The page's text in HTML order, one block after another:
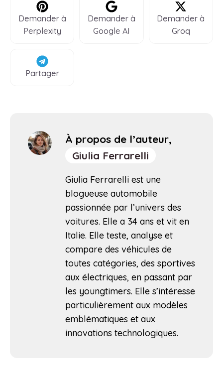
Demander à
Perplexity
Demander à
Google AI
Demander à
Groq
Partager
À propos de l’auteur,
Giulia Ferrarelli
Giulia Ferrarelli est une
blogueuse automobile
passionnée par l’univers des
voitures. Elle a 34 ans et vit en
Italie. Elle teste, analyse et
compare des véhicules de
toutes catégories, des sportives
aux électriques, en passant par
les youngtimers. Elle s’intéresse
particulièrement aux modèles
emblématiques et aux
innovations technologiques.